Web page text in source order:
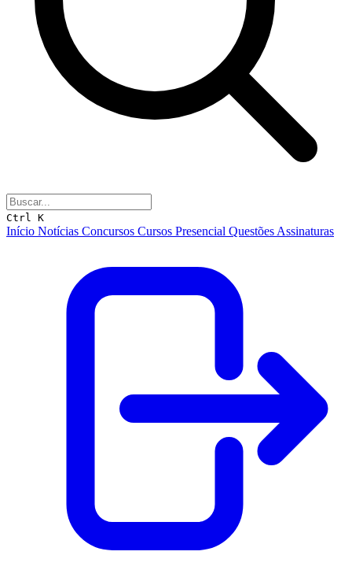
Ctrl K
Início Notícias Concursos Cursos Presencial Questões Assinaturas